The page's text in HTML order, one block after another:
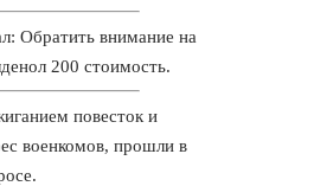
Обратить внимание на
200 стоимость.
повесток и
военкомов, прошли в